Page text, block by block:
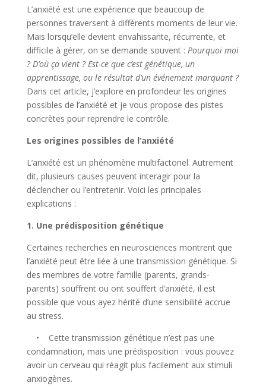
L’anxiété est une expérience que beaucoup de
personnes traversent à différents moments de leur vie.
Mais lorsqu’elle devient envahissante, récurrente, et
difficile à gérer, on se demande souvent : Pourquoi moi
? D’où ça vient ? Est-ce que c’est génétique, un
apprentissage, ou le résultat d’un événement marquant ?
Dans cet article, j’explore en profondeur les origines
possibles de l’anxiété et je vous propose des pistes
concrètes pour reprendre le contrôle.
Les origines possibles de l’anxiété
L’anxiété est un phénomène multifactoriel. Autrement
dit, plusieurs causes peuvent interagir pour la
déclencher ou l’entretenir. Voici les principales
explications :
1. Une prédisposition génétique
Certaines recherches en neurosciences montrent que
l’anxiété peut être liée à une transmission génétique. Si
des membres de votre famille (parents, grands-
parents) souffrent ou ont souffert d’anxiété, il est
possible que vous ayez hérité d’une sensibilité accrue
au stress.
• Cette transmission génétique n’est pas une
condamnation, mais une prédisposition : vous pouvez
avoir un cerveau qui réagit plus facilement aux stimuli
anxiogènes.